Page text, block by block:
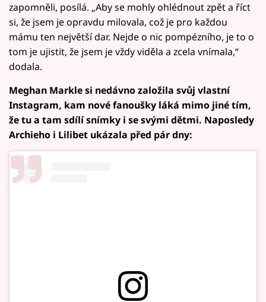
zapomněli, posílá. „Aby se mohly ohlédnout zpět a říct
si, že jsem je opravdu milovala, což je pro každou
mámu ten největší dar. Nejde o nic pompézního, je to o
tom je ujistit, že jsem je vždy viděla a zcela vnímala,“
dodala.
Meghan Markle si nedávno založila svůj vlastní
Instagram, kam nové fanoušky láká mimo jiné tím,
že tu a tam sdílí snímky i se svými dětmi. Naposledy
Archieho i Lilibet ukázala před pár dny: